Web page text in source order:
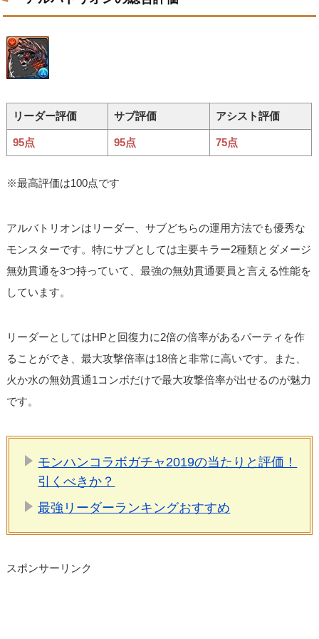
リーダー評価 サブ評価 アシスト評価
95点 95点 75点
※最高評価は100点です
アルバトリオンはリーダー、サブどちらの運用方法でも優秀な
モンスターです。特にサブとしては主要キラー2種類とダメージ
無効貫通を3つ持っていて、最強の無効貫通要員と言える性能を
しています。
リーダーとしてはHPと回復力に2倍の倍率があるパーティを作
ることができ、最大攻撃倍率は18倍と非常に高いです。また、
火か水の無効貫通1コンボだけで最大攻撃倍率が出せるのが魅力
です。
モンハンコラボガチャ2019の当たりと評価！
引くべきか？
最強リーダーランキングおすすめ
スポンサーリンク